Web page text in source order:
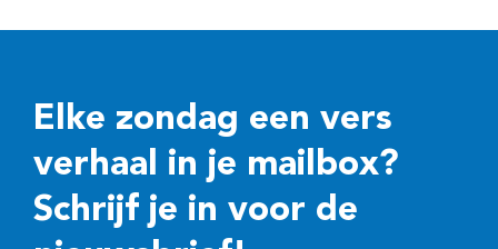
Elke zondag een vers
verhaal in je mailbox?
Schrijf je in voor de